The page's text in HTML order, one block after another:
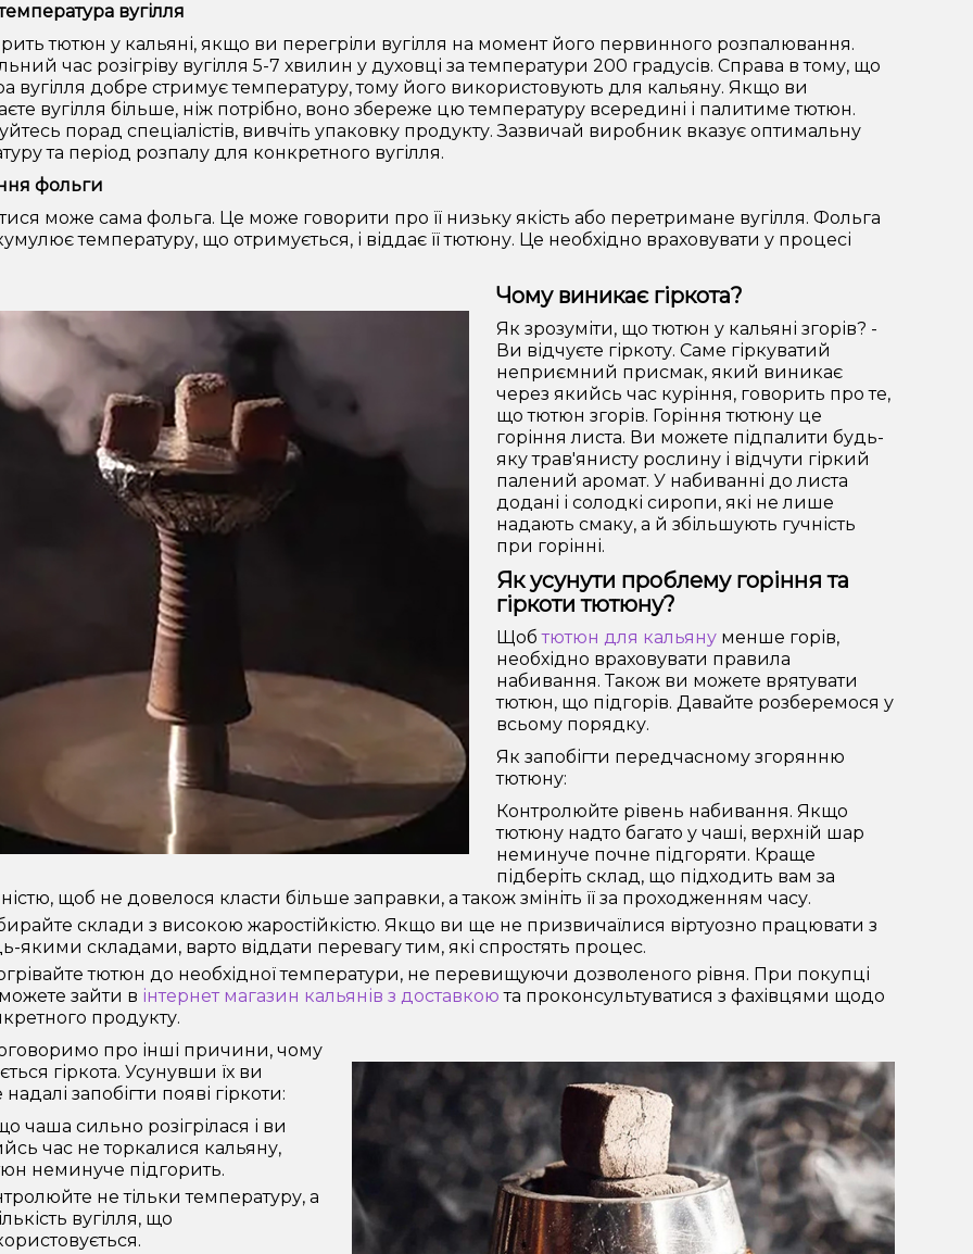
вугілля
тютюн у кальяні, якщо ви перегріли вугілля на момент його первинного розпалювання.
час розігріву вугілля 5-7 хвилин у духовці за температури 200 градусів. Справа в тому, що
вугілля добре стримує температуру, тому його використовують для кальяну. Якщо ви
вугілля більше, ніж потрібно, воно збереже цю температуру всередині і палитиме тютюн.
порад спеціалістів, вивчіть упаковку продукту. Зазвичай виробник вказує оптимальну
та період розпалу для конкретного вугілля.
фольги
може сама фольга. Це може говорити про її низьку якість або перетримане вугілля. Фольга
температуру, що отримується, і віддає її тютюну. Це необхідно враховувати у процесі
Чому виникає гіркота?
Як зрозуміти, що тютюн у кальяні згорів? -
Ви відчуєте гіркоту. Саме гіркуватий
неприємний присмак, який виникає
через якийсь час куріння, говорить про те,
що тютюн згорів. Горіння тютюну це
горіння листа. Ви можете підпалити будь-
яку трав'янисту рослину і відчути гіркий
палений аромат. У набиванні до листа
додані і солодкі сиропи, які не лише
надають смаку, а й збільшують гучність
при горінні.
Як усунути проблему горіння та
гіркоти тютюну?
Щобтютюн для кальянуменше горів,
необхідно враховувати правила
набивання. Також ви можете врятувати
тютюн, що підгорів. Давайте розберемося у
всьому порядку.
Як запобігти передчасному згорянню
тютюну:
Контролюйте рівень набивання. Якщо
тютюну надто багато у чаші, верхній шар
неминуче почне підгоряти. Краще
підберіть склад, що підходить вам за
щоб не довелося класти більше заправки, а також змініть її за проходженням часу.
склади з високою жаростійкістю. Якщо ви ще не призвичаїлися віртуозно працювати з
якими складами, варто віддати перевагу тим, які спростять процес.
тютюн до необхідної температури, не перевищуючи дозволеного рівня. При покупці
зайти в інтернет магазин кальянів з доставкою та проконсультуватися з фахівцями щодо
продукту.
про інші причини, чому
гіркота. Усунувши їх ви
запобігти появі гіркоти:
чаша сильно розігрілася і ви
час не торкалися кальяну,
неминуче підгорить.
не тільки температуру, а
вугілля, що